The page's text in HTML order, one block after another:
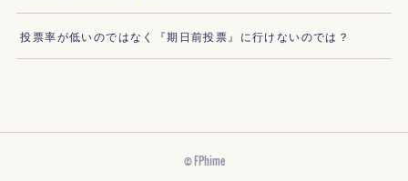
投票率が低いのではなく『期日前投票』に行けないのでは？
© FPhime